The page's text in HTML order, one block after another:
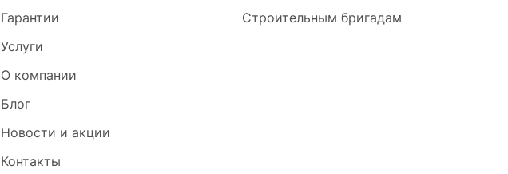
Гарантии
Услуги
О компании
Блог
Новости и акции
Контакты
Строительным бригадам